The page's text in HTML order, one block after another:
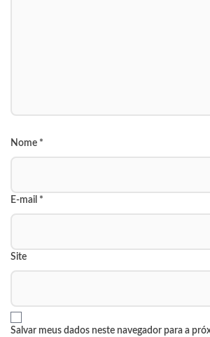
Nome *
E-mail *
Site
Salvar meus dados neste navegador para a